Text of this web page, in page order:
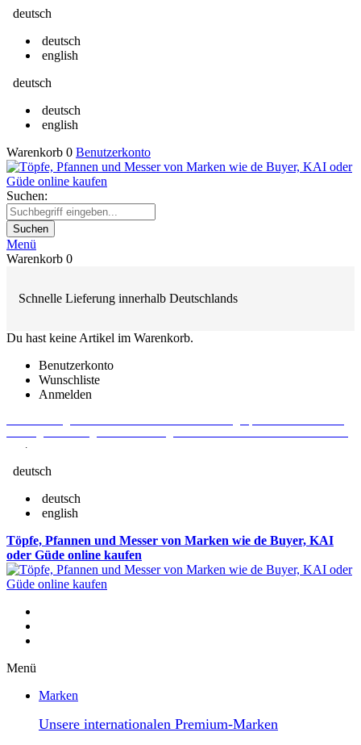
deutsch
deutsch
english
deutsch
deutsch
english
Warenkorb 0 Benutzerkonto
Suchen:
Suchen
Menü
Warenkorb 0
Schnelle Lieferung innerhalb Deutschlands
Du hast keine Artikel im Warenkorb.
Benutzerkonto
Wunschliste
Anmelden
.
deutsch
deutsch
english
Töpfe, Pfannen und Messer von Marken wie de Buyer, KAI
oder Güde online kaufen
Menü
Marken
Unsere internationalen Premium-Marken